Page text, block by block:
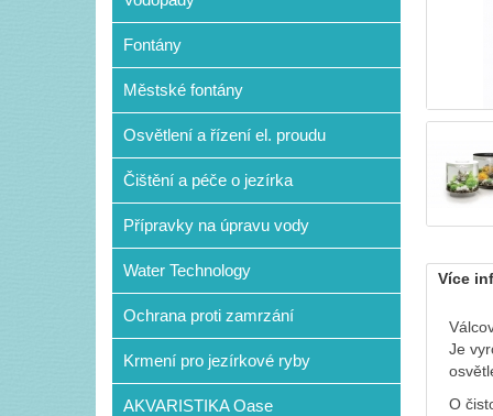
Více
Je
O
Fontány
Městské fontány
Osvětlení a řízení el. proudu
Čištění a péče o jezírka
Přípravky na úpravu vody
Water Technology
Ochrana proti zamrzání
Krmení pro jezírkové ryby
AKVARISTIKA Oase